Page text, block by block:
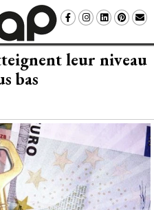
leur niveau
bas